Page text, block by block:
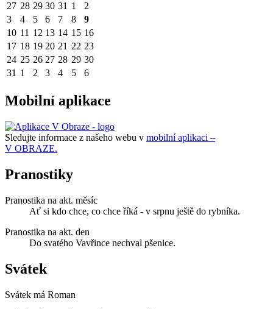
27 28 29 30 31 1
2
3
4 5 6 7 8
9
10 11 12 13 14 15 16
17 18 19 20 21 22 23
24 25 26 27 28 29 30
31 1 2 3 4 5 6
Mobilní aplikace
Sledujte informace z našeho webu v mobilní aplikaci –
V OBRAZE.
Pranostiky
Pranostika na akt. měsíc
Ať si kdo chce, co chce říká - v srpnu ještě do rybníka.
Pranostika na akt. den
Do svatého Vavřince nechval pšenice.
Svátek
Svátek má Roman